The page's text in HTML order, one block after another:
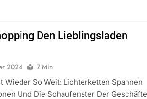
Den Lieblingsladen
2024
7 Min
Wieder So Weit: Lichterketten Spannen
Und Die Schaufenster Der Geschäfte